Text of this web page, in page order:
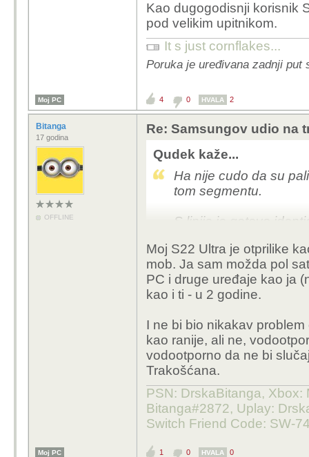
Kao dugogodisnji korisnik
pod velikim upitnikom.
It s just cornflakes...
Poruka je uređivana zadnji put
Moj PC 4 0 HVALA 2
Bitanga
17 godina
OFFLINE
Re: Samsungov udio na
Qudek kaže...
Ha nije cudo da su
tom segmentu.
S linija je gotovo
flagship
Moj S24 Ultra je u toj
FHD+, dobijem
svoj zivot u maskici).
Fold serija je i dalje
A sveukupno vecina
slican ili bolji
softwarea tice, i nudi
Moj S22 Ultra je otprilike
mob. Ja sam možda pol
PC i druge uređaje kao ja
kao i ti - u 2 godine.
I ne bi bio nikakav
kao ranije, ali ne,
vodootporno da ne bi
Trakošćana.
PSN: DrskaBitanga, Xbox:
Bitanga#2872, Uplay:
Switch Friend Code: SW-
Moj PC 1 0 HVALA 0